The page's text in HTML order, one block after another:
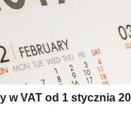
w VAT od 1 stycznia